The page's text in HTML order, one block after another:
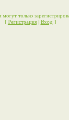
только
[ Регистрация| Вход ]